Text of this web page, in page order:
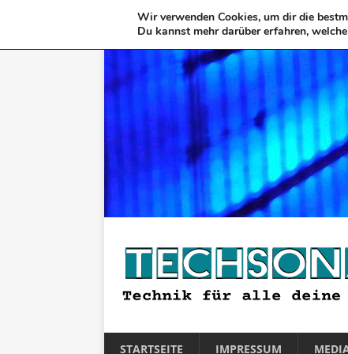
STARTSEITE IMPRESSUM
Wir verwenden Cookies, um dir die
Du kannst mehr darüber erfahren,